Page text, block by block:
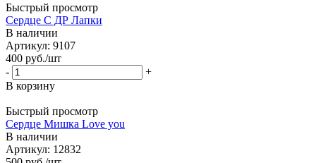
Быстрый просмотр
Сердце С ДР Лапки
В наличии
Артикул: 9107
400 руб./шт
-
+
В корзину
Быстрый просмотр
Сердце Мишка Love you
В наличии
Артикул: 12832